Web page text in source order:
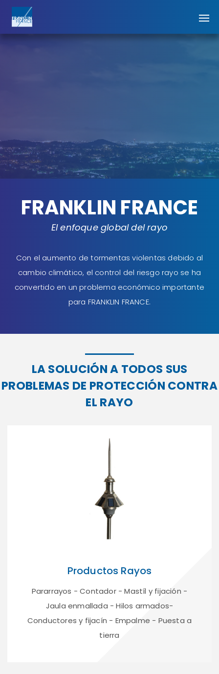
FRANKLIN FRANCE
El enfoque global del rayo
Con el aumento de tormentas violentas debido al
cambio climático, el control del riesgo rayo se ha
convertido en un problema económico importante
para FRANKLIN FRANCE.
LA SOLUCIÓN A TODOS SUS
PROBLEMAS DE PROTECCIÓN CONTRA
EL RAYO
Productos Rayos
Pararrayos - Contador - Mastíl y fijación -
Jaula enmallada - Hilos armados-
Conductores y fijacín - Empalme - Puesta a
tierra